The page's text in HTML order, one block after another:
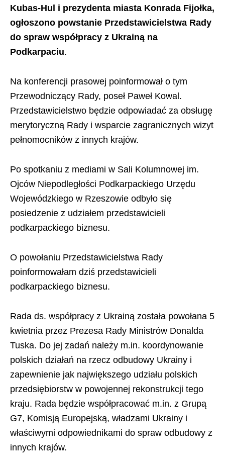
Kubas-Hul i prezydenta miasta Konrada Fijołka,
ogłoszono powstanie Przedstawicielstwa Rady
do spraw współpracy z Ukrainą na
Podkarpaciu.
Na konferencji prasowej poinformował o tym
Przewodniczący Rady, poseł Paweł Kowal.
Przedstawicielstwo będzie odpowiadać za obsługę
merytoryczną Rady i wsparcie zagranicznych wizyt
pełnomocników z innych krajów.
Po spotkaniu z mediami w Sali Kolumnowej im.
Ojców Niepodległości Podkarpackiego Urzędu
Wojewódzkiego w Rzeszowie odbyło się
posiedzenie z udziałem przedstawicieli
podkarpackiego biznesu.
O powołaniu Przedstawicielstwa Rady
poinformowałam dziś przedstawicieli
podkarpackiego biznesu.
Rada ds. współpracy z Ukrainą została powołana 5
kwietnia przez Prezesa Rady Ministrów Donalda
Tuska. Do jej zadań należy m.in. koordynowanie
polskich działań na rzecz odbudowy Ukrainy i
zapewnienie jak największego udziału polskich
przedsiębiorstw w powojennej rekonstrukcji tego
kraju. Rada będzie współpracować m.in. z Grupą
G7, Komisją Europejską, władzami Ukrainy i
właściwymi odpowiednikami do spraw odbudowy z
innych krajów.